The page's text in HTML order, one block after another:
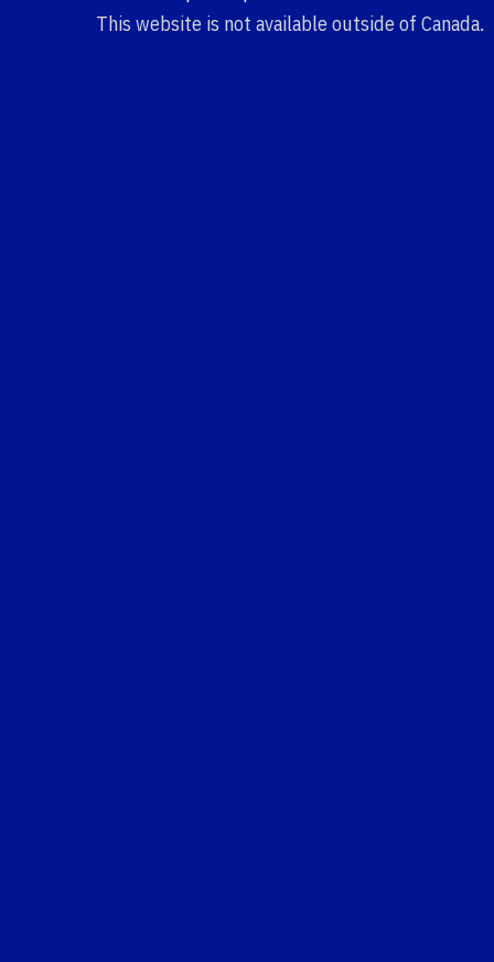
This website is not available outside of Canada.